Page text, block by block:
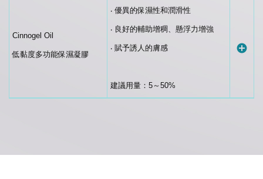
Cinnogel Oil
低黏度多功能保濕凝膠
‧ 優異的保濕性和潤滑性
‧ 良好的輔助增稠、懸浮力增強
‧ 賦予誘人的膚感
建議用量：5～50%